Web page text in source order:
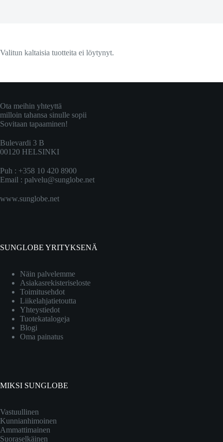
Valitun kaltaisia tuotteita ei löytynyt.
Ota meihin yhteyttä
milloin tahansa sinulle sopii
Sovitaan tapaaminen!
Bulevardi 3 B
00120 HELSINKI
Puh : +358 10 420 8900
Email : palvelu@sunglobe.net
www.sunglobe.net
SUNGLOBE YRITYKSENÄ
Näin palvelemme
Asiakasrekisteriseloste
Toimitusehdot
Liikelahjatietoutta
Yhteystiedot
Tuotekatalogeja
Blogi
Oma painatus
MIKSI SUNGLOBE
Vastuullinen
Kunnianhimoinen
Ammattimainen
Suoraselkäinen